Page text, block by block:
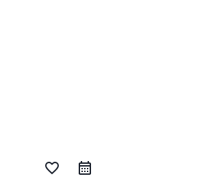
favorite_border